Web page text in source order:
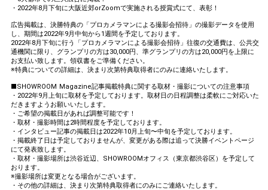
・2022年8月下旬に大阪近郊orZoomで実施される授賞式にて、表彰！
広告掲載は、決勝特典の「プロカメラマンによる撮影会招待」の撮影データを使用
し、期間は2022年9月中旬から1週間を予定しております。
2022年8月下旬に行う「プロカメラマンによる撮影会招待」往復の交通費は、公共交
通機関に限り、グランプリの方は30,000円、準グランプリの方は20,000円を上限に
お支払い致します。領収書をご準備ください。
※特典についての詳細は、決まり次第特典取得者にのみに連絡いたします。
■SHOWROOM Magazine記事掲載特典に関する取材・撮影についての注意事項
・2022年9月上旬に取材を予定しております。取材日の日程調整は柔軟にご対応いた
だきますようお願いいたします。
・ご希望の掲載日があれば調整可能です！
・取材・撮影時間は2時間程度を予定しております。
・インタビュー記事の掲載日は2022年10月上旬〜中旬を予定しております。
・掲載終了日は予定しておりませんが、変更がある際は追って決勝イベントページ
にて発表致します。
・取材・撮影場所は渋谷近辺、SHOWROOMオフィス（東京都渋谷区）を予定して
おります。
※撮影場所は変更となる場合がございます。
・その他の詳細は、決まり次第特典取得者にのみにご連絡いたします。